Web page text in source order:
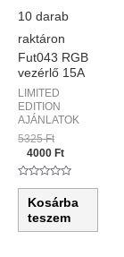
10 darab
raktáron
Fut043 RGB
vezérlő 15A
LIMITED
EDITION
AJÁNLATOK
5325Ft
4000 Ft
Értékelés:
Kosárba
teszem